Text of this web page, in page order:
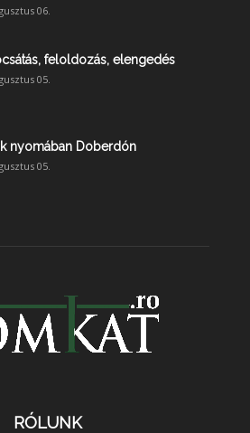
06.
feloldozás, elengedés
05.
nyomában Doberdón
05.
RÓLUNK